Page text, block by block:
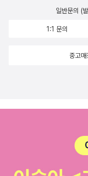
소장도서 리스트에 추가하
난 대회 수상작들을 보실
비슷할 경우 불이익을 받
생)및 일반인독서신문 부
지 15매 안팎(이메일,우편
님이 좋아요2. 로빙화3.
문 부문(단체)마음나눔상
신문상 도서상품권 2팀 6
(총 30만원)보낼곳121-
일반문의 (
1:1 문의
중고